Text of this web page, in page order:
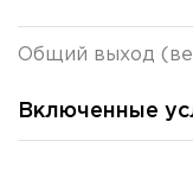
Общий выход
Включенные